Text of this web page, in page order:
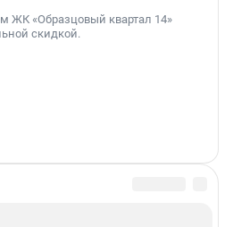
ЖК «Образцовый квартал 14»
скидкой.